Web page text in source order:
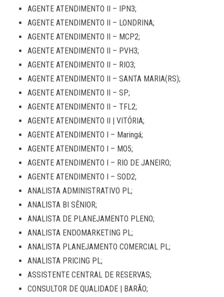
AGENTE ATENDIMENTO II – IPN3;
AGENTE ATENDIMENTO II – LONDRINA;
AGENTE ATENDIMENTO II – MCP2;
AGENTE ATENDIMENTO II – PVH3;
AGENTE ATENDIMENTO II – RIO3;
AGENTE ATENDIMENTO II – SANTA MARIA(RS);
AGENTE ATENDIMENTO II – SP;
AGENTE ATENDIMENTO II – TFL2;
AGENTE ATENDIMENTO II | VITÓRIA;
AGENTE ATENDIMENTO I – Maringá;
AGENTE ATENDIMENTO I – MO5;
AGENTE ATENDIMENTO I – RIO DE JANEIRO;
AGENTE ATENDIMENTO I – SOD2;
ANALISTA ADMINISTRATIVO PL;
ANALISTA BI SÊNIOR;
ANALISTA DE PLANEJAMENTO PLENO;
ANALISTA ENDOMARKETING PL;
ANALISTA PLANEJAMENTO COMERCIAL PL;
ANALISTA PRICING PL;
ASSISTENTE CENTRAL DE RESERVAS;
CONSULTOR DE QUALIDADE | BARÃO;